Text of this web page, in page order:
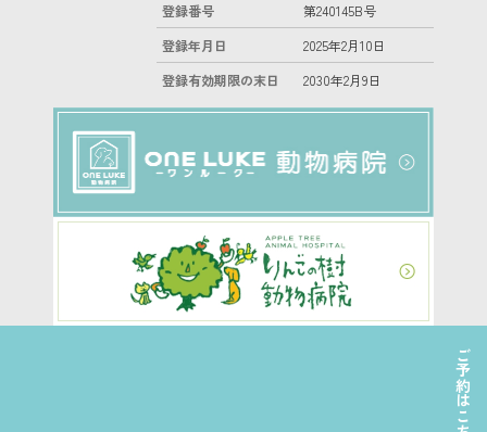
ご予約はこちら
登録番号
第240145B号
登録年月日
2025年2月10日
登録有効期限の末日
2030年2月9日